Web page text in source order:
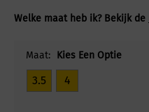
Welke maat heb ik? Bekijk de
Maat: Kies Een Optie
3.5 4